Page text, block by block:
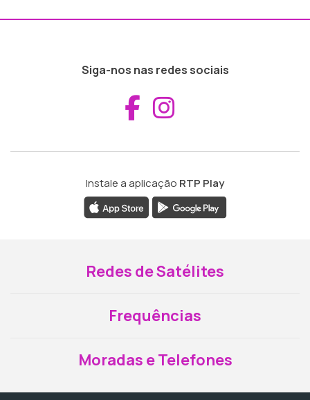
Siga-nos nas redes sociais
Aceder ao
Instale a aplicação RTP Play
Redes de Satélites
Frequências
Moradas e Telefones